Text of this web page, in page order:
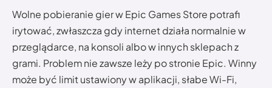
Wolne pobieranie gier w Epic Games Store potrafi
irytować, zwłaszcza gdy internet działa normalnie w
przeglądarce, na konsoli albo w innych sklepach z
grami. Problem nie zawsze leży po stronie Epic. Winny
może być limit ustawiony w aplikacji, słabe Wi-Fi,